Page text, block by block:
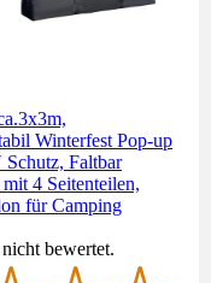
Winterfest Pop-up
Faltbar
4 Seitenteilen,
für Camping
bewertet.